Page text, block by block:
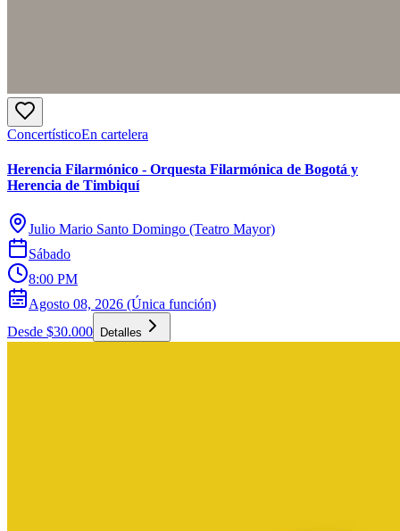
ConcertísticoEn cartelera
Herencia Filarmónico - Orquesta Filarmónica de Bogotá y
Herencia de Timbiquí
Julio Mario Santo Domingo (Teatro Mayor)
Sábado
8:00 PM
Agosto 08, 2026 (Única función)
Desde $30.000
Detalles